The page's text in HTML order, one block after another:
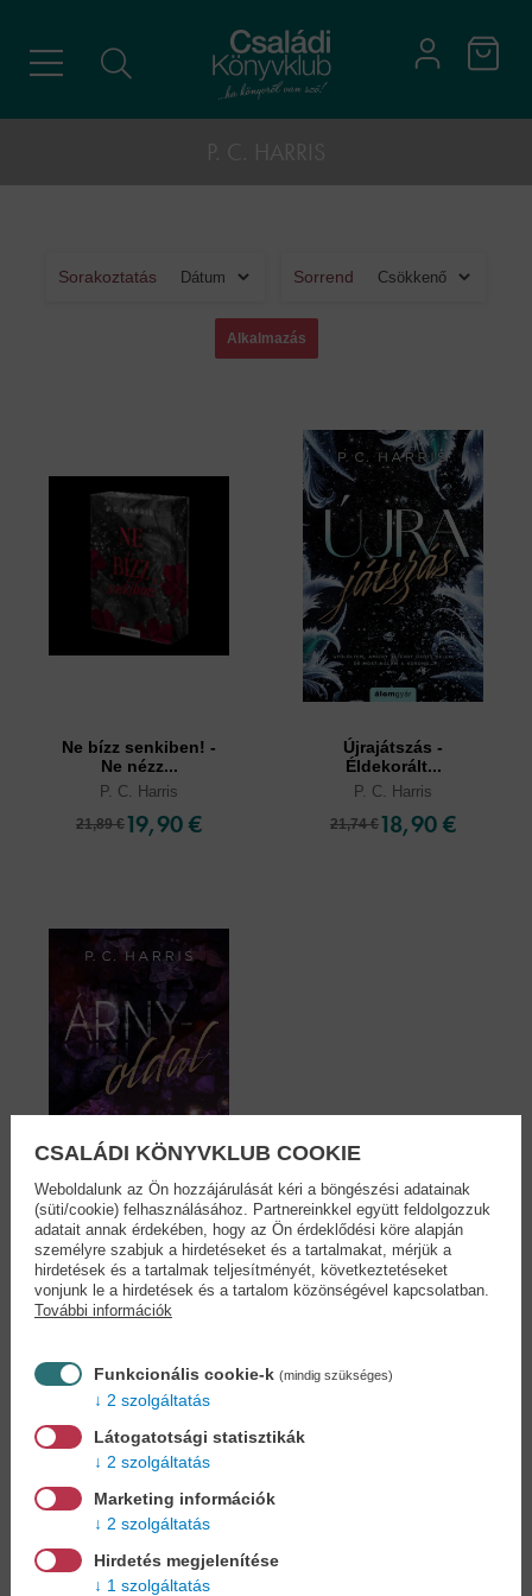
Sorakoztatás Sorrend
Ne bízz senkiben! -
Ne nézz...
P. C. Harris
21,89 €19,90 €
Újrajátszás -
Éldekorált...
P. C. Harris
21,74 €18,90 €
Árnyoldal (bővített...
P. C. Harris
21,89 €19,90 €
Cookies
Miért regisztráljon az oldalunkon?
Könyvet keres?
CSALÁDI KÖNYVKLUB COOKIE
Weboldalunk az Ön hozzájárulását kéri a böngészési adatainak
(süti/cookie) felhasználásához. Partnereinkkel együtt feldolgozzuk
adatait annak érdekében, hogy az Ön érdeklődési köre alapján
személyre szabjuk a hirdetéseket és a tartalmakat, mérjük a
hirdetések és a tartalmak teljesítményét, következtetéseket
vonjunk le a hirdetések és a tartalom közönségével kapcsolatban.
További információk
Funkcionális cookie-k (mindig szükséges)
2 szolgáltatás
Látogatotsági statisztikák
2 szolgáltatás
Marketing információk
2 szolgáltatás
Hirdetés megjelenítése
1 szolgáltatás